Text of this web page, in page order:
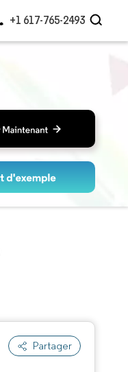
+1 617-765-2493
Partager